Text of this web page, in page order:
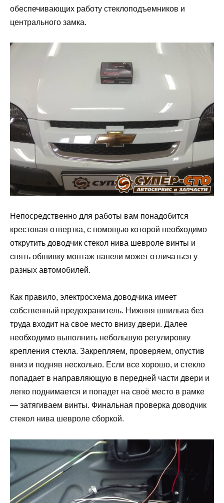
обеспечивающих работу стеклоподъемников и
центрального замка.
Непосредственно для работы вам понадобится
крестовая отвертка, с помощью которой необходимо
открутить доводчик стекол нива шевроле винты и
снять обшивку монтаж панели может отличаться у
разных автомобилей.
Как правило, электросхема доводчика имеет
собственный предохранитель. Нижняя шпилька без
труда входит на свое место внизу двери. Далее
необходимо выполнить небольшую регулировку
крепления стекла. Закрепляем, проверяем, опустив
вниз и подняв несколько. Если все хорошо, и стекло
попадает в направляющую в передней части двери и
легко поднимается и попадет на своё место в рамке
— затягиваем винты. Финальная проверка доводчик
стекол нива шевроле сборкой.